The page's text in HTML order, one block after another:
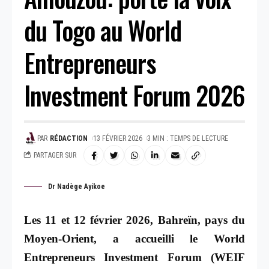
du Togo au World
Entrepreneurs
Investment Forum 2026
PAR RÉDACTION 13 FÉVRIER 2026 3 MIN : TEMPS DE LECTURE
PARTAGER SUR
Dr Nadège Ayikoe
Les 11 et 12 février 2026, Bahreïn, pays du
Moyen-Orient, a accueilli le World
Entrepreneurs Investment Forum (WEIF